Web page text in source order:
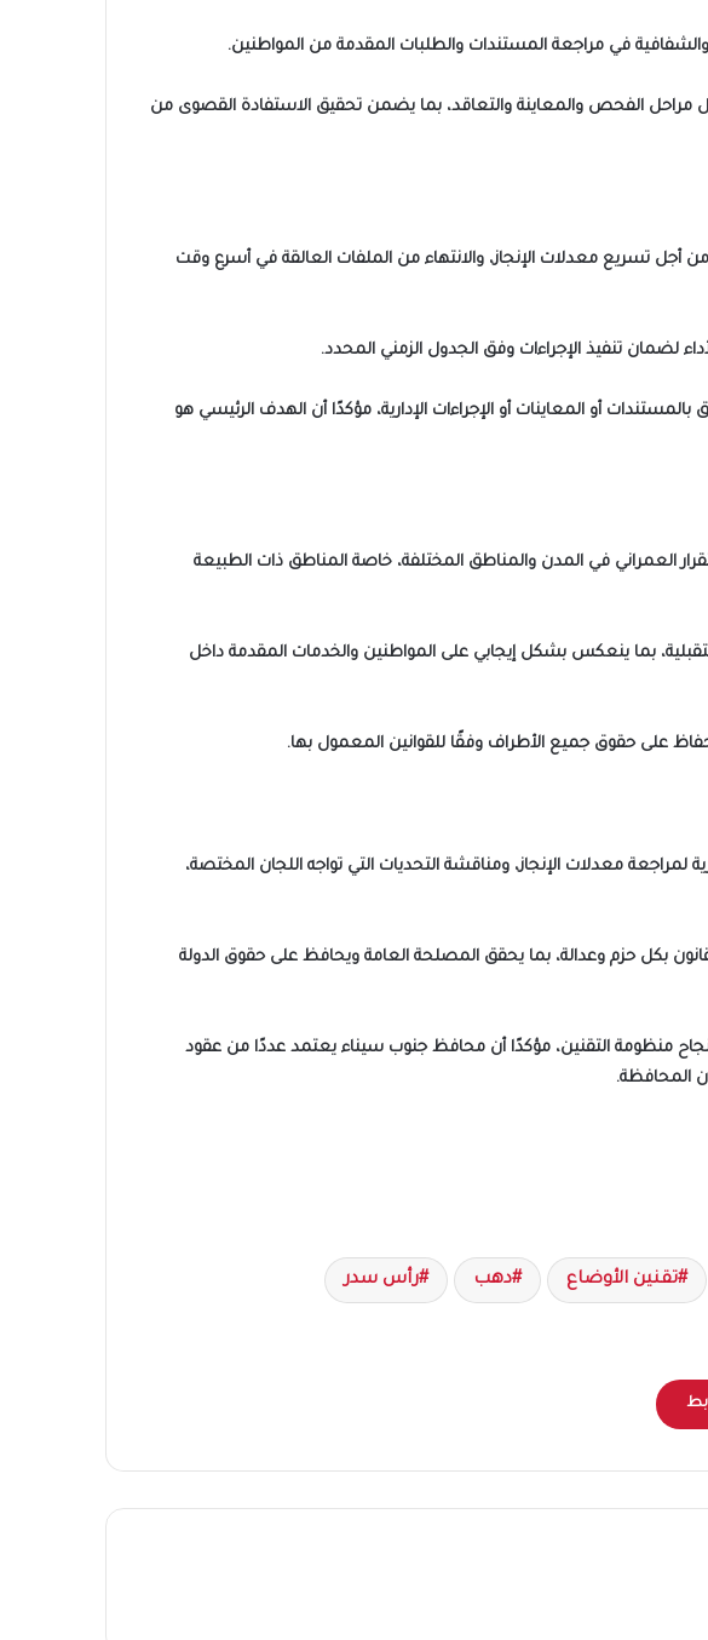
في مراجعة المستندات والطلبات المقدمة من المواطنين.
مراحل الفحص والمعاينة والتعاقد، بما يضمن تحقيق الاستفادة القصوى من
أجل تسريع معدلات الإنجاز، والانتهاء من الملفات العالقة في أسرع وقت
لضمان تنفيذ الإجراءات وفق الجدول الزمني المحدد.
أو المعاينات أو الإجراءات الإدارية، مؤكدًا أن الهدف الرئيسي هو
العمراني في المدن والمناطق المختلفة، خاصة المناطق ذات الطبيعة
بما ينعكس بشكل إيجابي على المواطنين والخدمات المقدمة داخل
على حقوق جميع الأطراف وفقًا للقوانين المعمول بها.
معدلات الإنجاز، ومناقشة التحديات التي تواجه اللجان المختصة،
بكل حزم وعدالة، بما يحقق المصلحة العامة ويحافظ على حقوق الدولة
منظومة التقنين، مؤكدًا أن محافظ جنوب سيناء يعتمد عددًا من عقود
المحافظة.
تقنين الأوضاع دهب رأس سدر